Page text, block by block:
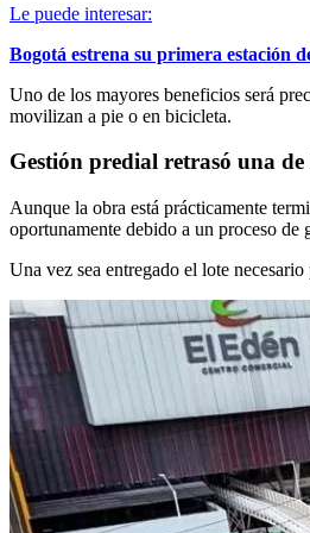
Le puede interesar:
Bogotá estrena su primera estación
Uno de los mayores beneficios será
movilizan a pie o en bicicleta.
Gestión predial retrasó una
Aunque la obra está prácticamente
oportunamente debido a un proceso de
Una vez sea entregado el lote